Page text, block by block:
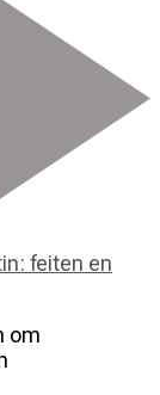
feiten en